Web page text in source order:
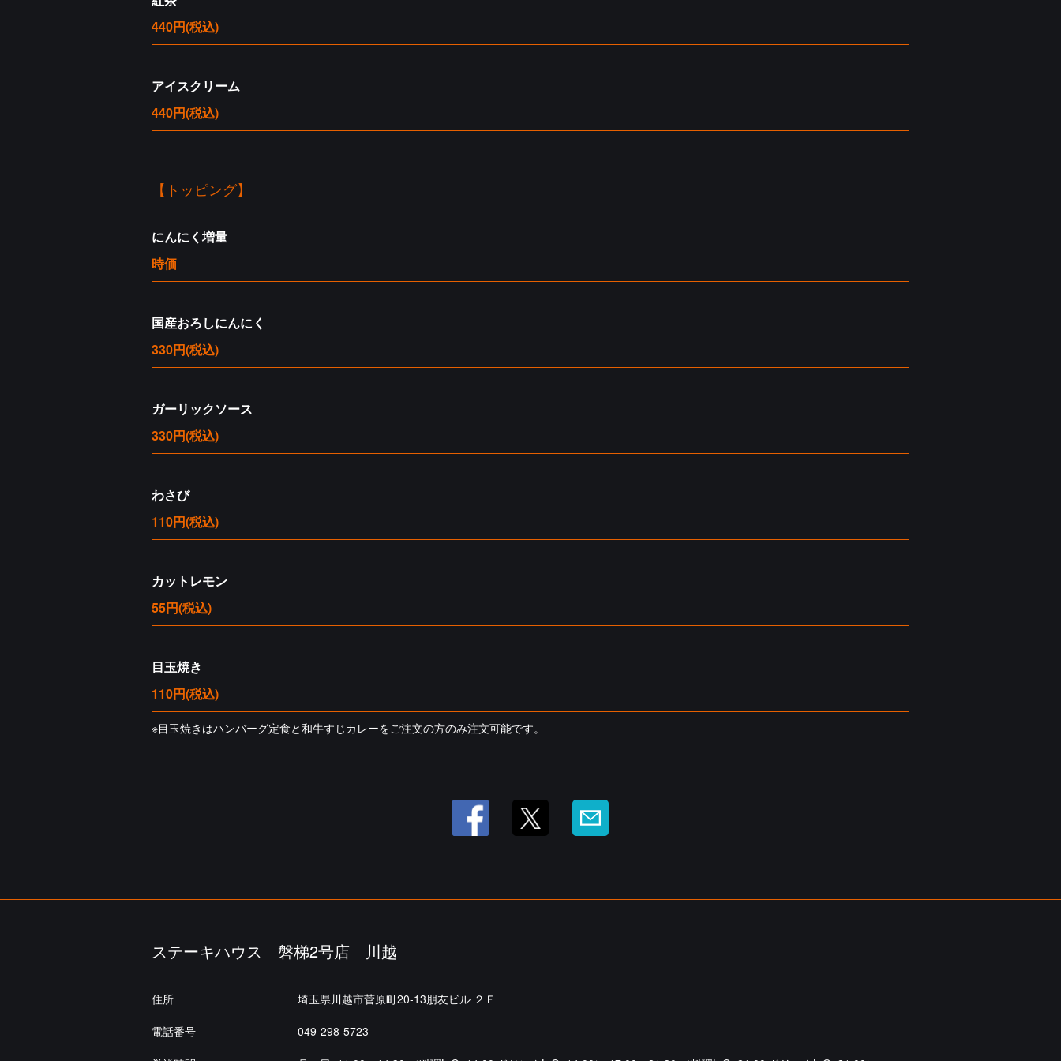
440円(税込)
アイスクリーム
440円(税込)
【トッピング】
にんにく増量
時価
国産おろしにんにく
330円(税込)
ガーリックソース
330円(税込)
わさび
110円(税込)
カットレモン
55円(税込)
目玉焼き
110円(税込)
※目玉焼きはハンバーグ定食と和牛すじカレーをご注文の方のみ注文可能です。
ステーキハウス 磐梯2号店 川越
住所 埼玉県川越市菅原町20-13朋友ビル ２Ｆ
電話番号 049-298-5723